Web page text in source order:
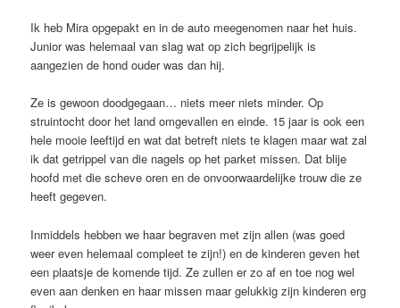
Ik heb Mira opgepakt en in de auto meegenomen naar het huis.
Junior was helemaal van slag wat op zich begrijpelijk is
aangezien de hond ouder was dan hij.
Ze is gewoon doodgegaan… niets meer niets minder. Op
struintocht door het land omgevallen en einde. 15 jaar is ook een
hele mooie leeftijd en wat dat betreft niets te klagen maar wat zal
ik dat getrippel van die nagels op het parket missen. Dat blije
hoofd met die scheve oren en de onvoorwaardelijke trouw die ze
heeft gegeven.
Inmiddels hebben we haar begraven met zijn allen (was goed
weer even helemaal compleet te zijn!) en de kinderen geven het
een plaatsje de komende tijd. Ze zullen er zo af en toe nog wel
even aan denken en haar missen maar gelukkig zijn kinderen erg